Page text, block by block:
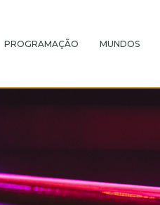
PROGRAMAÇÃO MUNDOS